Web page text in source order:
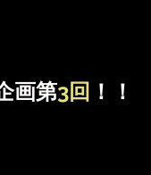
画第3回 ！！